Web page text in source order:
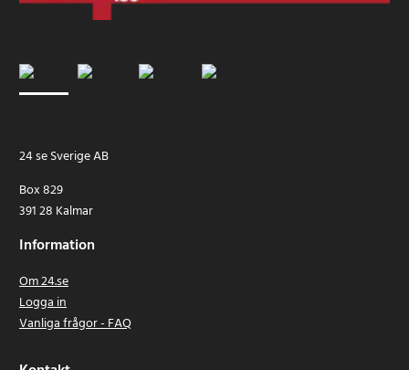
24 se Sverige AB
Box 829
391 28 Kalmar
Information
Om 24.se
Logga in
Vanliga frågor - FAQ